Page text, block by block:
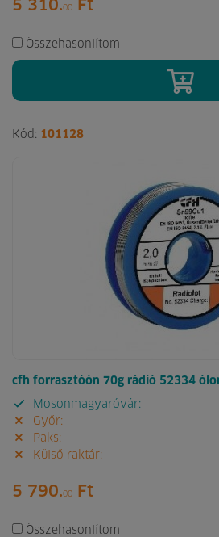
5 310.00 Ft
Összehasonlítom
Kód: 101128
cfh forrasztóón 70g rádió 52334
Mosonmagyaróvár:
Győr:
Paks:
Külső raktár:
5 790.00 Ft
Összehasonlítom